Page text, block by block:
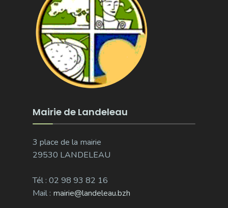
Mairie de Landeleau
3 place de la mairie
29530 LANDELEAU
Tél : 02 98 93 82 16
Mail : mairie@landeleau.bzh